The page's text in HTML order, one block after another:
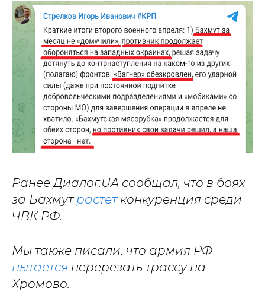
Ранее Диалог.UA сообщал, что в боях
за Бахмут растетконкуренция среди
ЧВК РФ.
Мы также писали, что армия РФ
пытается перерезать трассу на
Хромово.